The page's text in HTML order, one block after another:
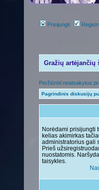
Prisijungti
Gražių artėjančių
Peržiūrėti neatsakytus
Pagrindinis diskusijų
Norėdami prisijungti
kelias akimirkas
administratorius gali
Prieš
nuostatomis.
taisykles.